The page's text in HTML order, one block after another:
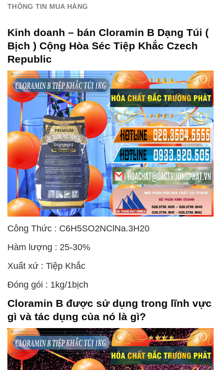
THÔNG TIN MUA HÀNG
Kinh doanh – bán Cloramin B Dạng Túi (
Bịch ) Cộng Hòa Séc Tiệp Khắc Czech
Republic
Công Thức : C6H5SO2NClNa.3H20
Hàm lượng : 25-30%
Xuất xứ : Tiệp Khắc
Đóng gói : 1kg/1bịch
Cloramin B được sử dụng trong lĩnh vực
gì và tác dụng của nó là gì?